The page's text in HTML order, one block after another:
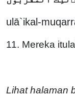
ulā`ikal-
11. Mereka
Lihat halaman